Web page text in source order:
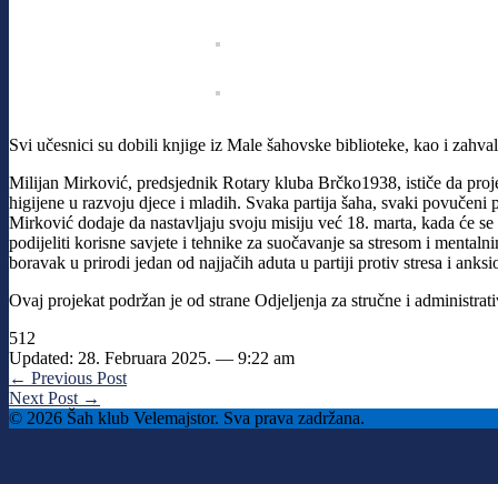
Svi učesnici su dobili knjige iz Male šahovske biblioteke, kao i
Milijan Mirković, predsjednik Rotary kluba Brčko1938, ističe da
higijene u razvoju djece i mladih. Svaka partija šaha, svaki povučeni
Mirković dodaje da nastavljaju svoju misiju već 18. marta, kada će
podijeliti korisne savjete i tehnike za suočavanje sa stresom i
boravak u prirodi jedan od najjačih aduta u partiji protiv stresa i
Ovaj projekat podržan je od strane Odjeljenja za stručne i
512
Updated: 28. Februara 2025. — 9:22 am
← Previous Post
Next Post →
© 2026 Šah klub Velemajstor. Sva prava zadržana.